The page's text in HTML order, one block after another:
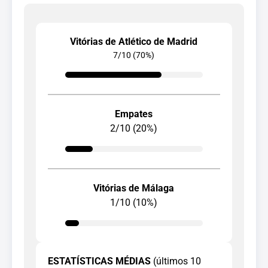
Vitórias de Atlético de Madrid
7/10 (70%)
Empates
2/10 (20%)
Vitórias de Málaga
1/10 (10%)
ESTATÍSTICAS MÉDIAS (últimos 10